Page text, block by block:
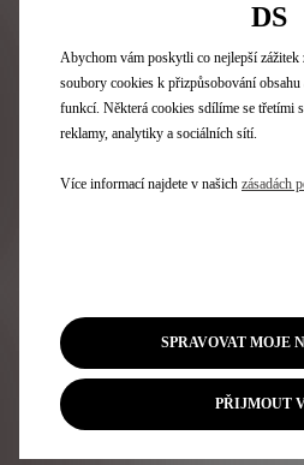
Odpočiňte si v těch nejlepších
Exkluzivní
DS
Abychom vám poskytli co nejlepší zážitek
soubory cookies k přizpůsobování
funkcí. Některá cookies sdílíme se třetími
reklamy, analytiky a sociálních sítí.
Více informací najdete v našich zásadách
SPRAVOVAT MOJE
PŘIJMOUT